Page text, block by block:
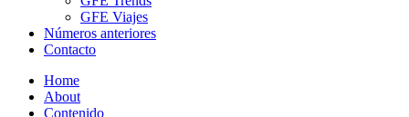
GFE Viajes
Números anteriores
Contacto
Home
About
Contenido